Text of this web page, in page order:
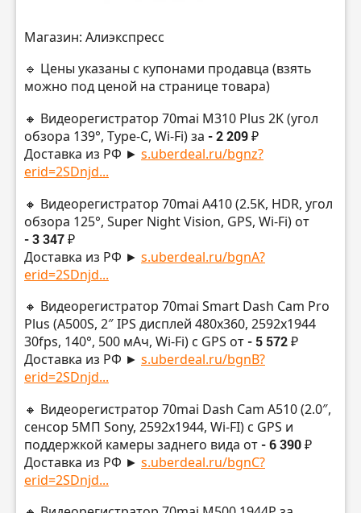
Магазин: Алиэкспресс
🔹 Цены указаны с купонами продавца (взять
можно под ценой на странице товара)
🔸 Видеорегистратор 70mai M310 Plus 2K (угол
обзора 139°, Type-C, Wi-Fi) за - 2 209 ₽
Доставка из РФ ► s.uberdeal.ru/bgnz?
erid=2SDnjd...
🔸 Видеорегистратор 70mai A410 (2.5K, HDR, угол
обзора 125°, Super Night Vision, GPS, Wi-Fi) от
- 3 347 ₽
Доставка из РФ ► s.uberdeal.ru/bgnA?
erid=2SDnjd...
🔸 Видеорегистратор 70mai Smart Dash Cam Pro
Plus (A500S, 2″ IPS дисплей 480х360, 2592х1944
30fps, 140°, 500 мАч, Wi-Fi) с GPS от- 5 572 ₽
Доставка из РФ ► s.uberdeal.ru/bgnB?
erid=2SDnjd...
🔸 Видеорегистратор 70mai Dash Cam A510 (2.0″,
сенсор 5МП Sony, 2592х1944, Wi-FI) с GPS и
поддержкой камеры заднего вида от- 6 390 ₽
Доставка из РФ ► s.uberdeal.ru/bgnC?
erid=2SDnjd...